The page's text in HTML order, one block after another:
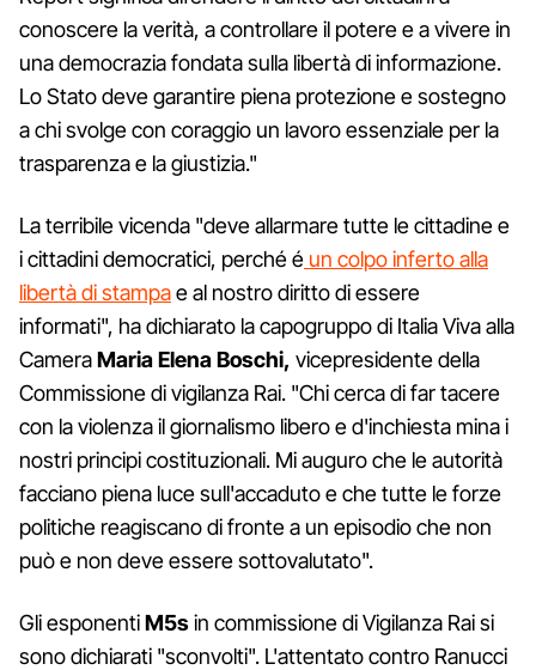
conoscere la verità, a controllare il potere e a vivere in
una democrazia fondata sulla libertà di informazione.
Lo Stato deve garantire piena protezione e sostegno
a chi svolge con coraggio un lavoro essenziale per la
trasparenza e la giustizia."
La terribile vicenda "deve allarmare tutte le cittadine e
i cittadini democratici, perché é un colpo inferto alla
libertà di stampae al nostro diritto di essere
informati", ha dichiarato la capogruppo di Italia Viva alla
CameraMaria Elena Boschi, vicepresidente della
Commissione di vigilanza Rai. "Chi cerca di far tacere
con la violenza il giornalismo libero e d'inchiesta mina i
nostri principi costituzionali. Mi auguro che le autorità
facciano piena luce sull'accaduto e che tutte le forze
politiche reagiscano di fronte a un episodio che non
può e non deve essere sottovalutato".
Gli esponentiM5sin commissione di Vigilanza Rai si
sono dichiarati "sconvolti". L'attentato contro Ranucci